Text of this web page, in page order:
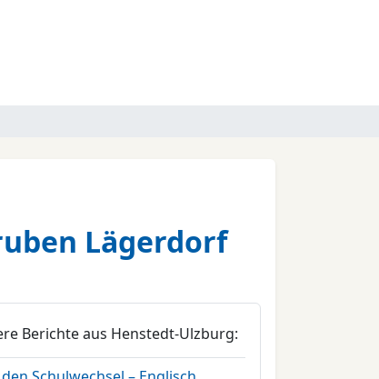
Lägerdorf
Berichte aus Henstedt-Ulzburg: